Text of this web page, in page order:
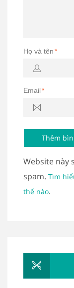
Họ và tên*
Email*
Website này
spam. Tìm
thế nào.